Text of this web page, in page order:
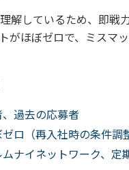
解しているため、即戦
がほぼゼロで、ミスマ
、過去の応募者
ゼロ（再入社時の条件調
ムナイネットワーク、定